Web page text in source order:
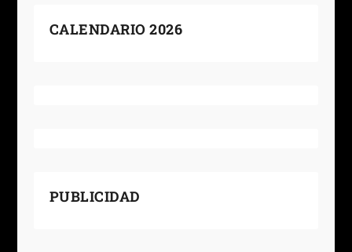
CALENDARIO 2026
PUBLICIDAD